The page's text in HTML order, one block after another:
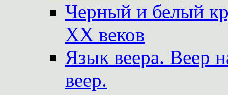
Черный и белый
XX веков
Язык веера. Веер
веер.